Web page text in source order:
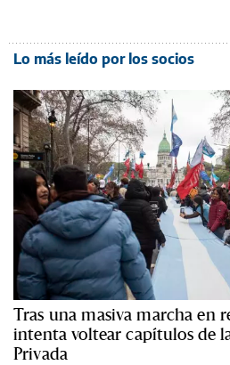
Lo más leído por los socios
Tras una masiva marcha en
intenta voltear capítulos de
Privada